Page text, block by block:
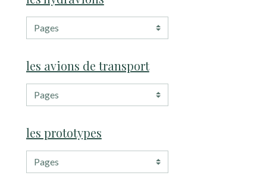
les avions de transport
les prototypes